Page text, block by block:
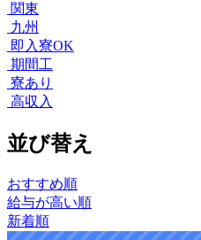
関東
九州
即入寮OK
期間工
寮あり
高収入
並び替え
おすすめ順
給与が高い順
新着順